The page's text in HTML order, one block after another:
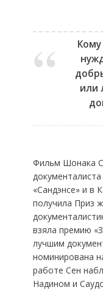
или
Фильм Шонака
«Сандэнсе» и в
получила Приз
взяла премию
лучшим
номинирована
работе Сен
Надином и